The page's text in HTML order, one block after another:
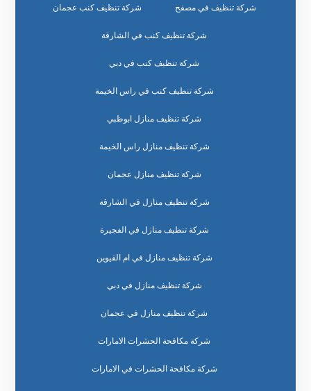
شركة تنظيف في مصفح شركة تنظيف كنب عجمان
شركة تنظيف كنب في الشارقة
شركة تنظيف كنب في دبي
شركة تنظيف كنب في راس الخيمة
شركة تنظيف منازل ابوظبي
شركة تنظيف منازل راس الخيمة
شركة تنظيف منازل عجمان
شركة تنظيف منازل في الشارقة
شركة تنظيف منازل في الفجيرة
شركة تنظيف منازل في ام القيوين
شركة تنظيف منازل في دبي
شركة تنظيف منازل في عجمان
شركة مكافحة الحشرات الامارات
شركة مكافحة الحشرات في الامارات